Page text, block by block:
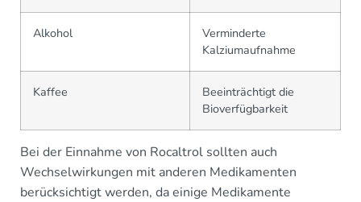
Alkohol
Verminderte
Kalziumaufnahme
Kaffee
Beeinträchtigt die
Bioverfügbarkeit
Bei der Einnahme von Rocaltrol sollten auch
Wechselwirkungen mit anderen Medikamenten
berücksichtigt werden, da einige Medikamente